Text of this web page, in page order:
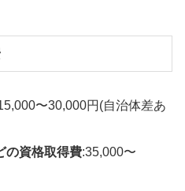
〜30,000円(自治体差あ
の資格取得費:35,000〜